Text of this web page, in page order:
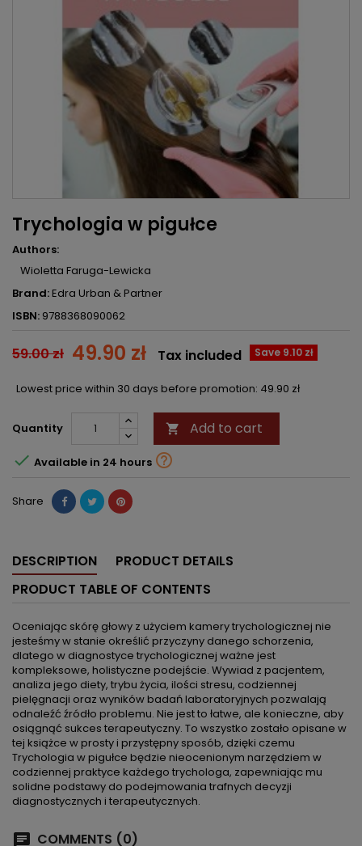
Trychologia w pigułce
Authors:
Wioletta Faruga-Lewicka
Brand:Edra Urban & Partner
ISBN: 9788368090062
59.00 zł 49.90 zł Save 9.10 zł
Tax included
Lowest price within 30 days before promotion: 49.90 zł
Quantity  Add to cart
 Available in 24 hours 
Share
DESCRIPTION
PRODUCT DETAILS
PRODUCT TABLE OF CONTENTS
Oceniając skórę głowy z użyciem kamery trychologicznej nie
jesteśmy w stanie określić przyczyny danego schorzenia,
dlatego w diagnostyce trychologicznej ważne jest
kompleksowe, holistyczne podejście. Wywiad z pacjentem,
analiza jego diety, trybu życia, ilości stresu, codziennej
pielęgnacji oraz wyników badań laboratoryjnych pozwalają
odnaleźć źródło problemu. Nie jest to łatwe, ale konieczne, aby
osiągnąć sukces terapeutyczny. To wszystko zostało opisane w
tej książce w prosty i przystępny sposób, dzięki czemu
Trychologia w pigułce będzie nieocenionym narzędziem w
codziennej praktyce każdego trychologa, zapewniając mu
solidne podstawy do podejmowania trafnych decyzji
diagnostycznych i terapeutycznych.
COMMENTS (0)